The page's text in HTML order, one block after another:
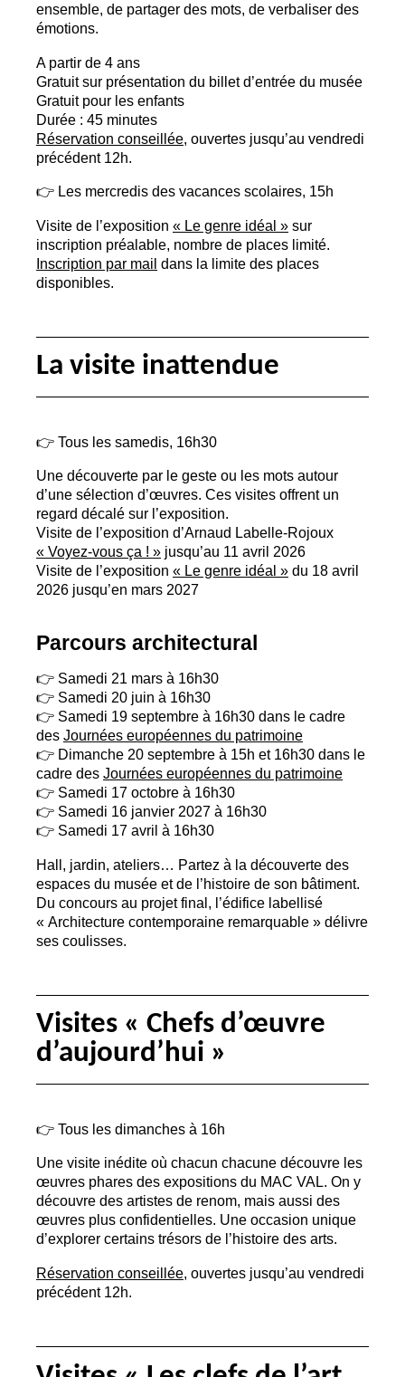
ensemble, de partager des mots, de verbaliser des
émotions.
A partir de 4 ans
Gratuit sur présentation du billet d’entrée du musée
Gratuit pour les enfants
Durée : 45 minutes
Réservation conseillée, ouvertes jusqu’au vendredi
précédent 12h.
👉 Les mercredis des vacances scolaires, 15h
Visite de l’exposition « Le genre idéal » sur
inscription préalable, nombre de places limité.
Inscription par mail dans la limite des places
disponibles.
La visite inattendue
👉 Tous les samedis, 16h30
Une découverte par le geste ou les mots autour
d’une sélection d’œuvres. Ces visites offrent un
regard décalé sur l’exposition.
Visite de l’exposition d’Arnaud Labelle-Rojoux
« Voyez-vous ça ! » jusqu’au 11 avril 2026
Visite de l’exposition « Le genre idéal » du 18 avril
2026 jusqu’en mars 2027
Parcours architectural
👉 Samedi 21 mars à 16h30
👉 Samedi 20 juin à 16h30
👉 Samedi 19 septembre à 16h30 dans le cadre
des Journées européennes du patrimoine
👉 Dimanche 20 septembre à 15h et 16h30 dans le
cadre des Journées européennes du patrimoine
👉 Samedi 17 octobre à 16h30
👉 Samedi 16 janvier 2027 à 16h30
👉 Samedi 17 avril à 16h30
Hall, jardin, ateliers… Partez à la découverte des
espaces du musée et de l’histoire de son bâtiment.
Du concours au projet final, l’édifice labellisé
« Architecture contemporaine remarquable » délivre
ses coulisses.
Visites « Chefs d’œuvre
d’aujourd’hui »
👉 Tous les dimanches à 16h
Une visite inédite où chacun chacune découvre les
œuvres phares des expositions du MAC VAL. On y
découvre des artistes de renom, mais aussi des
œuvres plus confidentielles. Une occasion unique
d’explorer certains trésors de l’histoire des arts.
Réservation conseillée, ouvertes jusqu’au vendredi
précédent 12h.